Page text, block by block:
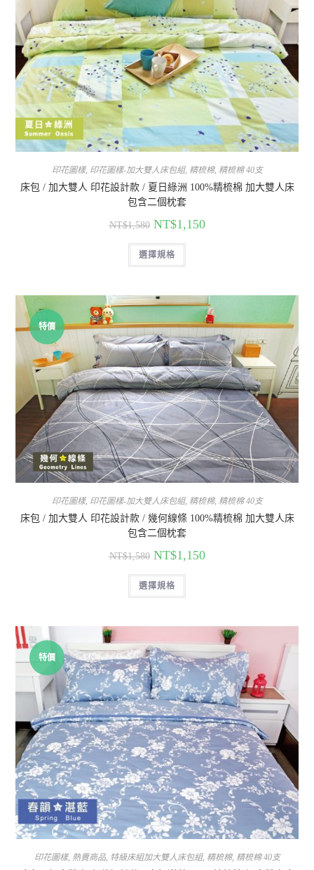
印花圖樣, 印花圖樣-加大雙人床包組, 精梳棉, 精梳棉 40支
床包 / 加大雙人 印花設計款 / 夏日綠洲 100%精梳棉 加大雙人床
包含二個枕套
NT$1,580 NT$1,150
選擇規格
特價
印花圖樣, 印花圖樣-加大雙人床包組, 精梳棉, 精梳棉 40支
床包 / 加大雙人 印花設計款 / 幾何線條 100%精梳棉 加大雙人床
包含二個枕套
NT$1,580 NT$1,150
選擇規格
特價
印花圖樣, 熱賣商品, 特級床組加大雙人床包組, 精梳棉, 精梳棉 40支